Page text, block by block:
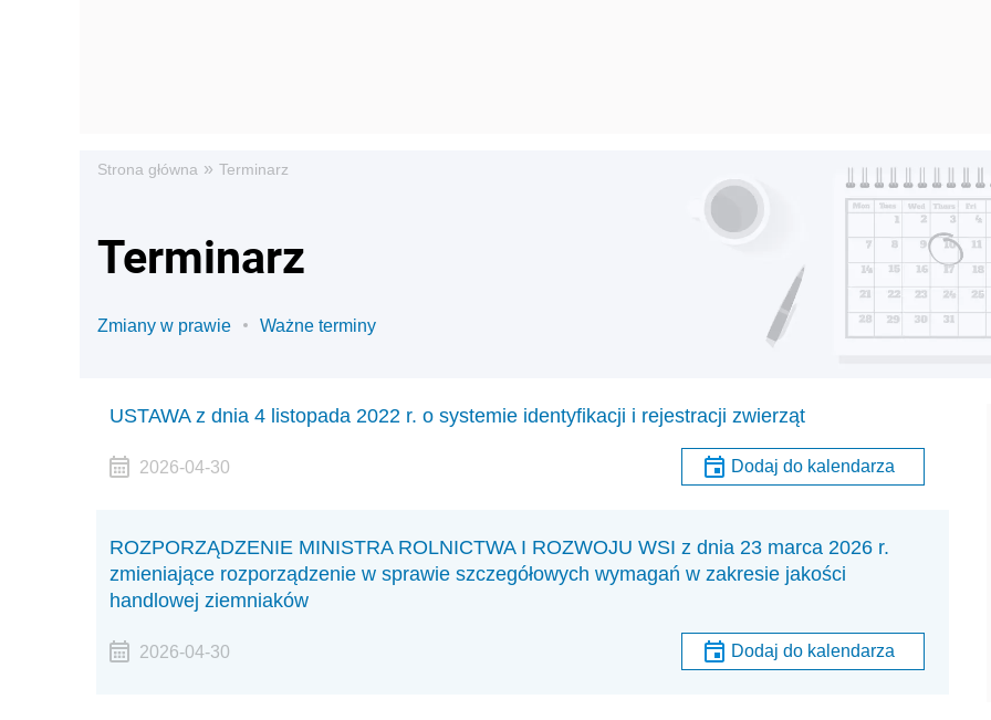
Strona główna » Terminarz
Terminarz
Zmiany w prawie Ważne terminy
USTAWA z dnia 4 listopada 2022 r. o systemie identyfikacji i rejestracji zwierząt
2026-04-30 Dodaj do kalendarza
ROZPORZĄDZENIE MINISTRA ROLNICTWA I ROZWOJU WSI z dnia 23 marca 2026 r.
zmieniające rozporządzenie w sprawie szczegółowych wymagań w zakresie jakości
handlowej ziemniaków
2026-04-30 Dodaj do kalendarza